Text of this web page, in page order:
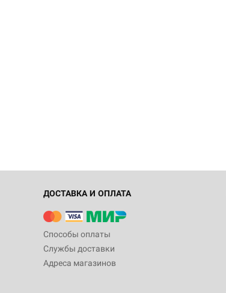
ДОСТАВКА И ОПЛАТА
Способы оплаты
Службы доставки
Адреса магазинов